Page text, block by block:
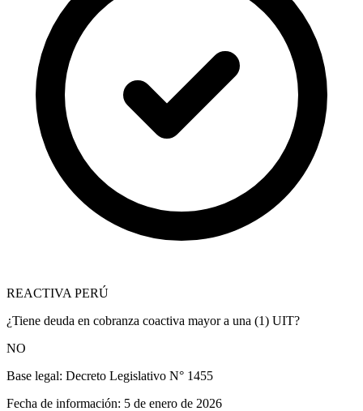
REACTIVA PERÚ
¿Tiene deuda en cobranza coactiva mayor a una (1) UIT?
NO
Base legal: Decreto Legislativo N° 1455
Fecha de información: 5 de enero de 2026